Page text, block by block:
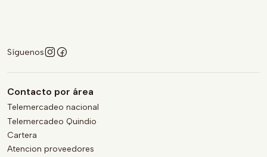
Síguenos
Contacto por área
Telemercadeo nacional
Telemercadeo Quindio
Cartera
Atencion proveedores